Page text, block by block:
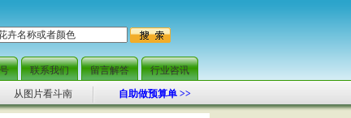
捷配送，当日可达
联系我们 留言解答 行业咨讯
从图片看斗南 自助做预算单 >>